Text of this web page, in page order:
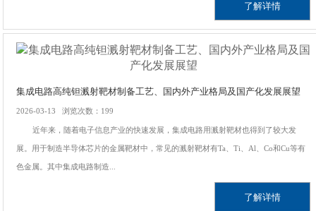
了解详情
集成电路高纯钽溅射靶材制备工艺、国内外产业格局及国产化发展展望
2026-03-13 浏览次数：199
近年来，随着电子信息产业的快速发展，集成电路用溅射靶材也得到了较大发
展。用于制造半导体芯片的金属靶材中，常见的溅射靶材有Ta、Ti、Al、Co和Cu等有
色金属。其中集成电路制造...
了解详情